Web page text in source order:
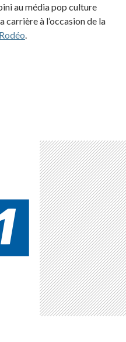
au média pop culture
carrière à l’occasion de la